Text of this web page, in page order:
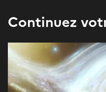
Continuez